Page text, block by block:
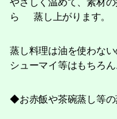
やさしく温めて、素材
ら 蒸し上がります。
蒸し料理は油を使わな
シューマイ等はもちろん
◆お赤飯や茶碗蒸し等の